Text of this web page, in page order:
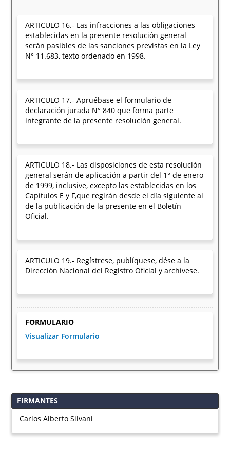
ARTICULO 16.- Las infracciones a las obligaciones
establecidas en la presente resolución general
serán pasibles de las sanciones previstas en la Ley
N° 11.683, texto ordenado en 1998.
ARTICULO 17.- Apruébase el formulario de
declaración jurada N° 840 que forma parte
integrante de la presente resolución general.
ARTICULO 18.- Las disposiciones de esta resolución
general serán de aplicación a partir del 1° de enero
de 1999, inclusive, excepto las establecidas en los
Capítulos E y F,que regirán desde el día siguiente al
de la publicación de la presente en el Boletín
Oficial.
ARTICULO 19.- Regístrese, publíquese, dése a la
Dirección Nacional del Registro Oficial y archívese.
FORMULARIO
Visualizar Formulario
FIRMANTES
Carlos Alberto Silvani